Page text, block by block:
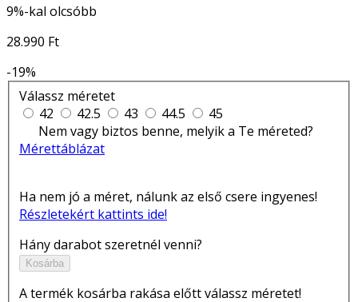
9%-kal olcsóbb
28.990 Ft
-19%
Válassz méretet
42
42.5 43 44.5
45
Nem vagy biztos benne, melyik a Te méreted?
Mérettáblázat
Ha nem jó a méret, nálunk az első csere ingyenes!
Részletekért kattints ide!
Hány darabot szeretnél venni?
Kosárba
A termék kosárba rakása előtt válassz méretet!